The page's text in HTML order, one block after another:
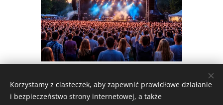
Share
Korzystamy z ciasteczek, aby zapewnić prawidłowe działanie
i bezpieczeństwo strony internetowej, a także